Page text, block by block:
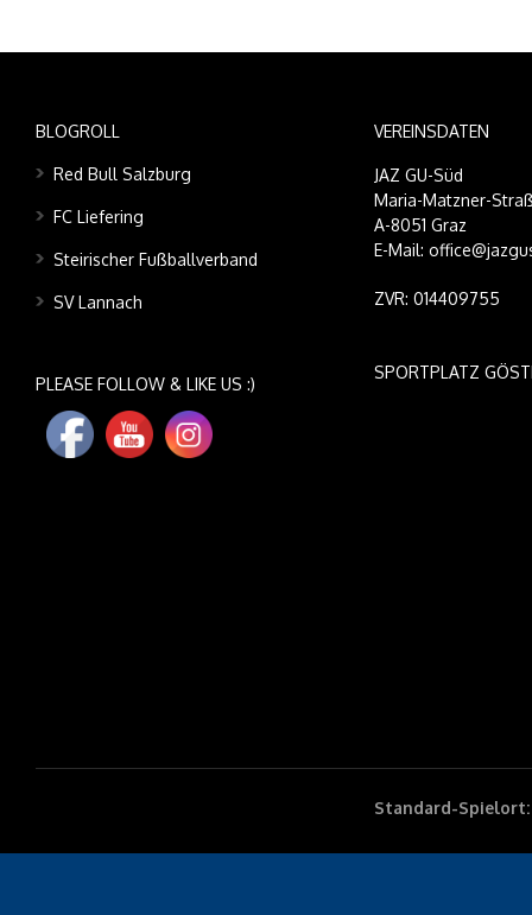
BLOGROLL
Red Bull Salzburg
FC Liefering
Steirischer Fußballverband
SV Lannach
PLEASE FOLLOW & LIKE US :)
VEREINSDATEN
JAZ GU-Süd
Maria-Matzner-
A-8051 Graz
E-Mail:
ZVR: 014409755
SPORTPLATZ
Standard-Spielort: